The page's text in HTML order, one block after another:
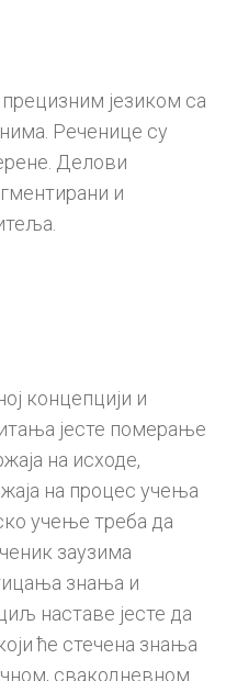
језиком са
Реченице су
Делови
и
концепцији и
јесте померање
на исходе,
на процес учења
учење треба да
заузима
знања и
наставе јесте да
ће стечена знања
свакодневном